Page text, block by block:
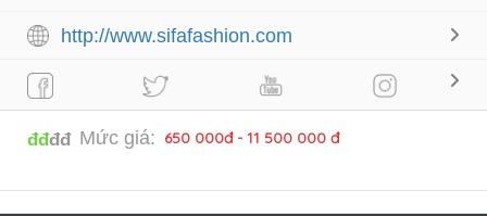
http://www.sifafashion.com
đđđđ Mức giá: 650 000đ - 11 500 000 đ